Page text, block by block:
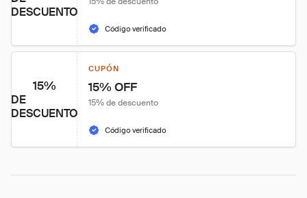
DESCUENTO
Código verificado
15%
DE
DESCUENTO
CUPÓN
15% OFF
15% de descuento
Código verificado